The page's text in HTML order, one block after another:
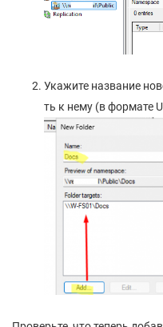
Укажите название
ть к нему (в формате